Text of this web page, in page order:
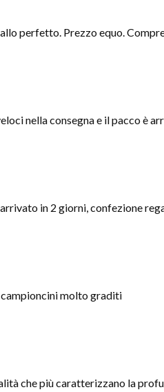
perfetto. Prezzo equo.
nella consegna e il pacco è
in 2 giorni, confezione
molto graditi
che più caratterizzano la